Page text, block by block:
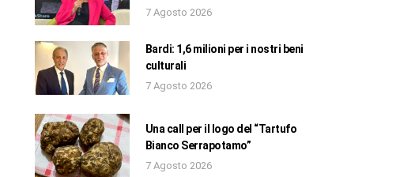
7 Agosto 2026
Bardi: 1,6 milioni per i nostri beni
culturali
7 Agosto 2026
Una call per il logo del “Tartufo
Bianco Serrapotamo”
7 Agosto 2026